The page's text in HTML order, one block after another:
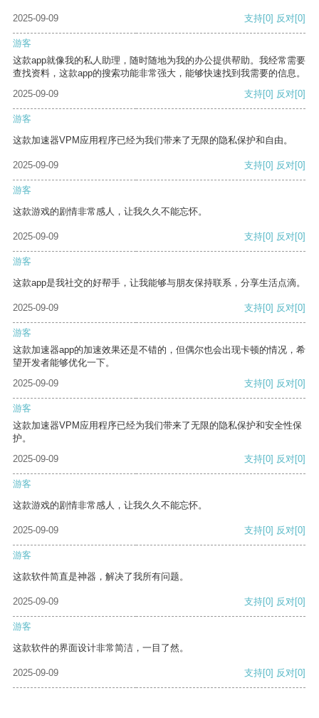
2025-09-09 支持[0] 反对[0]
游客
这款app就像我的私人助理，随时随地为我的办公提供帮助。我经常需要
查找资料，这款app的搜索功能非常强大，能够快速找到我需要的信息。
2025-09-09
支持[0] 反对[0]
游客
这款加速器VPM应用程序已经为我们带来了无限的隐私保护和自由。
2025-09-09 支持[0] 反对[0]
游客
这款游戏的剧情非常感人，让我久久不能忘怀。
2025-09-09 支持[0] 反对[0]
游客
这款app是我社交的好帮手，让我能够与朋友保持联系，分享生活点滴。
2025-09-09 支持[0] 反对[0]
游客
这款加速器app的加速效果还是不错的，但偶尔也会出现卡顿的情况，希
望开发者能够优化一下。
2025-09-09
支持[0] 反对[0]
游客
这款加速器VPM应用程序已经为我们带来了无限的隐私保护和安全性保
护。
2025-09-09
支持[0] 反对[0]
游客
这款游戏的剧情非常感人，让我久久不能忘怀。
2025-09-09 支持[0] 反对[0]
游客
这款软件简直是神器，解决了我所有问题。
2025-09-09 支持[0] 反对[0]
游客
这款软件的界面设计非常简洁，一目了然。
2025-09-09 支持[0] 反对[0]